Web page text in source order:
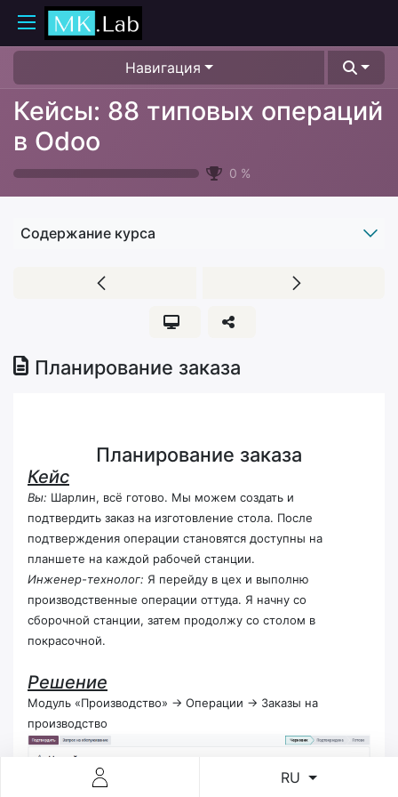
RU
Навигация
Кейсы: 88 типовых операций
в Odoo
0 %
Содержание курса
Планирование заказа
Планирование заказа
Кейс
Вы: Шарлин, всё готово. Мы можем создать и
подтвердить заказ на изготовление стола. После
подтверждения операции становятся доступны на
планшете на каждой рабочей станции.
Инженер-технолог: Я перейду в цех и выполню
производственные операции оттуда. Я начну со
сборочной станции, затем продолжу со столом в
покрасочной.
Решение
Модуль «Производство» -> Операции -> Заказы на
производство